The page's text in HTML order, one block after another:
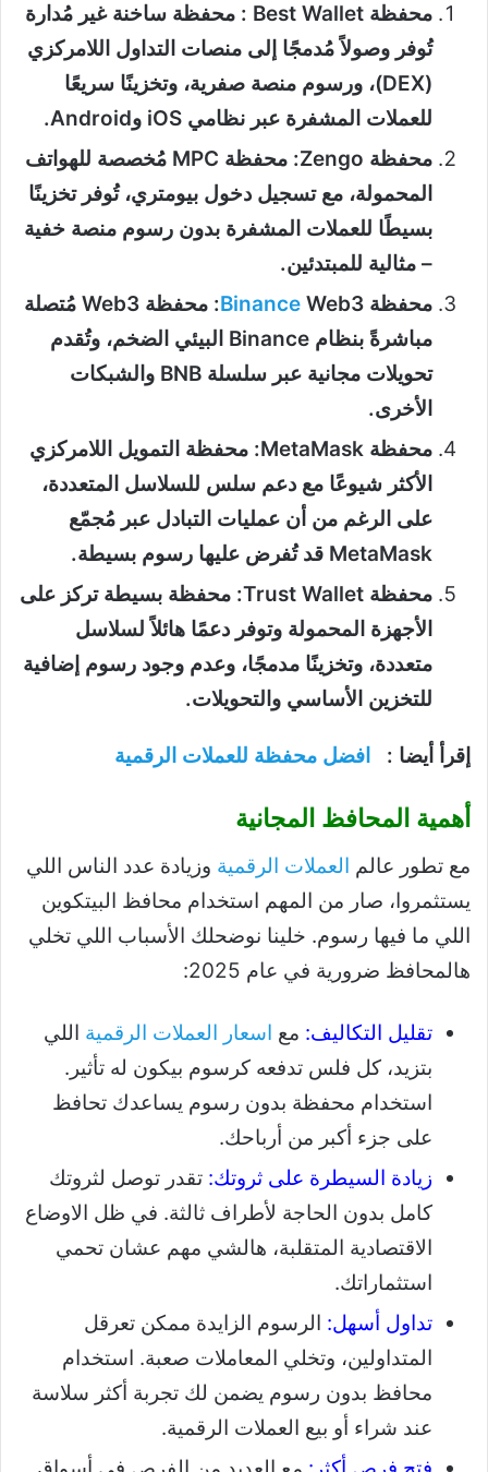
محفظة Best Wallet : محفظة ساخنة غير مُدارة
تُوفر وصولاً مُدمجًا إلى منصات التداول اللامركزي
(DEX)، ورسوم منصة صفرية، وتخزينًا سريعًا
للعملات المشفرة عبر نظامي iOS وAndroid.
محفظة Zengo: محفظة MPC مُخصصة للهواتف
المحمولة، مع تسجيل دخول بيومتري، تُوفر تخزينًا
بسيطًا للعملات المشفرة بدون رسوم منصة خفية
– مثالية للمبتدئين.
محفظة
Binance
Web3: محفظة Web3 مُتصلة
مباشرةً بنظام Binance البيئي الضخم، وتُقدم
تحويلات مجانية عبر سلسلة BNB والشبكات
الأخرى.
محفظة MetaMask: محفظة التمويل اللامركزي
الأكثر شيوعًا مع دعم سلس للسلاسل المتعددة،
على الرغم من أن عمليات التبادل عبر مُجمّع
MetaMask قد تُفرض عليها رسوم بسيطة.
محفظة Trust Wallet: محفظة بسيطة تركز على
الأجهزة المحمولة وتوفر دعمًا هائلاً لسلاسل
متعددة، وتخزينًا مدمجًا، وعدم وجود رسوم إضافية
للتخزين الأساسي والتحويلات.
إقرأ أيضا : افضل محفظة للعملات الرقمية
أهمية المحافظ المجانية
مع تطور عالم العملات الرقمية وزيادة عدد الناس اللي
يستثمروا، صار من المهم استخدام محافظ البيتكوين
اللي ما فيها رسوم. خلينا نوضحلك الأسباب اللي تخلي
هالمحافظ ضرورية في عام 2025:
تقليل التكاليف: مع اسعار العملات الرقمية اللي
بتزيد، كل فلس تدفعه كرسوم بيكون له تأثير.
استخدام محفظة بدون رسوم يساعدك تحافظ
على جزء أكبر من أرباحك.
زيادة السيطرة على ثروتك: تقدر توصل لثروتك
كامل بدون الحاجة لأطراف ثالثة. في ظل الاوضاع
الاقتصادية المتقلبة، هالشي مهم عشان تحمي
استثماراتك.
تداول أسهل: الرسوم الزايدة ممكن تعرقل
المتداولين، وتخلي المعاملات صعبة. استخدام
محافظ بدون رسوم يضمن لك تجربة أكثر سلاسة
عند شراء أو بيع العملات الرقمية.